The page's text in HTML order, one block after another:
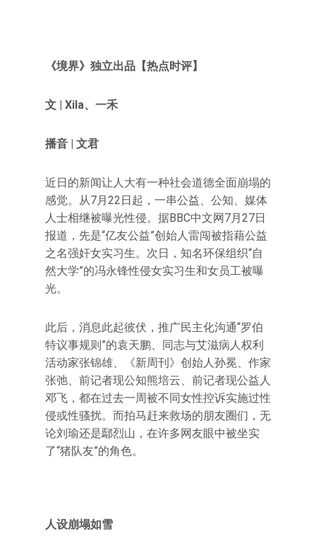
《境界》独立出品【热点时评】
文 | Xila、一禾
播音 | 文君
近日的新闻让人大有一种社会道德全面崩塌的
感觉。从7月22日起，一串公益、公知、媒体
人士相继被曝光性侵。据BBC中文网7月27日
报道，先是“亿友公益”创始人雷闯被指藉公益
之名强奸女实习生。次日，知名环保组织“自
然大学”的冯永锋性侵女实习生和女员工被曝
光。
此后，消息此起彼伏，推广民主化沟通“罗伯
特议事规则”的袁天鹏、同志与艾滋病人权利
活动家张锦雄、《新周刊》创始人孙冕、作家
张弛、前记者现公知熊培云、前记者现公益人
邓飞，都在过去一周被不同女性控诉实施过性
侵或性骚扰。而拍马赶来救场的朋友圈们，无
论刘瑜还是鄢烈山，在许多网友眼中被坐实
了“猪队友”的角色。
人设崩塌如雪